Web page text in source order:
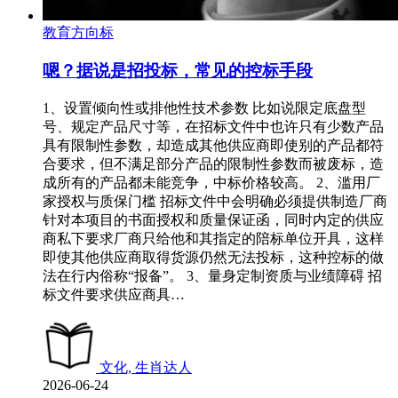
教育方向标
嗯？据说是招投标，常见的控标手段
1、设置倾向性或排他性技术参数 比如说限定底盘型
号、规定产品尺寸等，在招标文件中也许只有少数产品
具有限制性参数，却造成其他供应商即使别的产品都符
合要求，但不满足部分产品的限制性参数而被废标，造
成所有的产品都未能竞争，中标价格较高。 2、滥用厂
家授权与质保门槛 招标文件中会明确必须提供制造厂商
针对本项目的书面授权和质量保证函，同时内定的供应
商私下要求厂商只给他和其指定的陪标单位开具，这样
即使其他供应商取得货源仍然无法投标，这种控标的做
法在行内俗称“报备”。 3、量身定制资质与业绩障碍 招
标文件要求供应商具…
文化, 生肖达人
2026-06-24